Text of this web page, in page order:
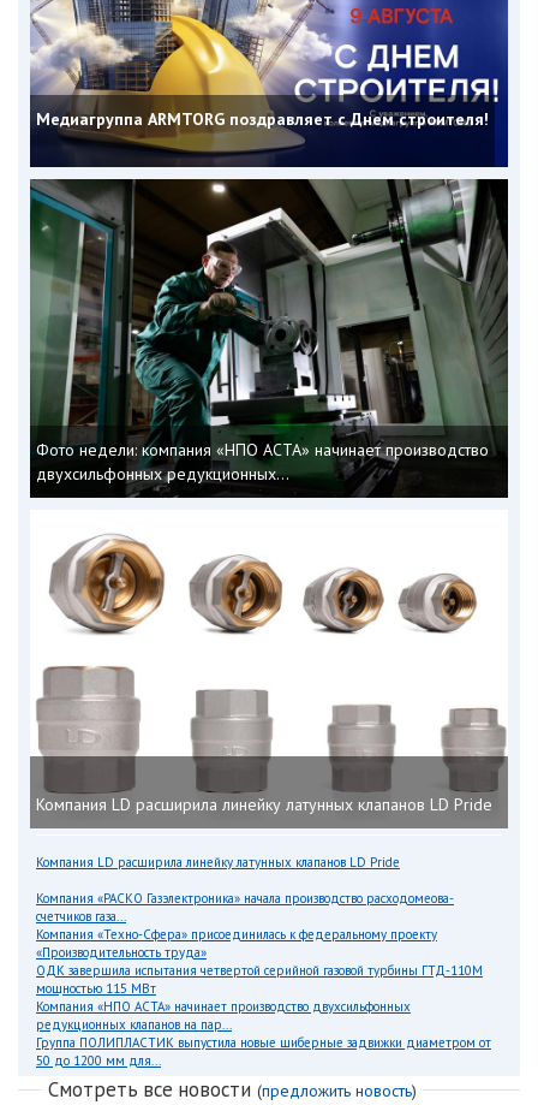
Медиагруппа ARMTORG поздравляет с Днем строителя!
Фото недели: компания «НПО АСТА» начинает производство
двухсильфонных редукционных...
Компания LD расширила линейку латунных клапанов LD Pride
Компания LD расширила линейку латунных клапанов LD Pride
Компания «РАСКО Газэлектроника» начала производство расходомеова-
счетчиков газа...
Компания «Техно-Сфера» присоединилась к федеральному проекту
«Производительность труда»
ОДК завершила испытания четвертой серийной газовой турбины ГТД-110М
мощностью 115 МВт
Компания «НПО АСТА» начинает производство двухсильфонных
редукционных клапанов на пар...
Группа ПОЛИПЛАСТИК выпустила новые шиберные задвижки диаметром от
50 до 1200 мм для...
Смотреть все новости (предложить новость)